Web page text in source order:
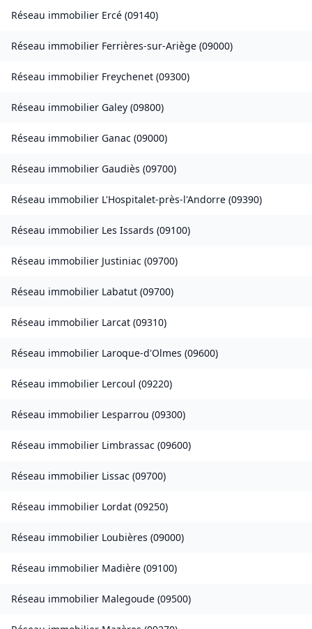
Réseau immobilier Ercé (09140)
Réseau immobilier Ferrières-sur-Ariège (09000)
Réseau immobilier Freychenet (09300)
Réseau immobilier Galey (09800)
Réseau immobilier Ganac (09000)
Réseau immobilier Gaudiès (09700)
Réseau immobilier L'Hospitalet-près-l'Andorre (09390)
Réseau immobilier Les Issards (09100)
Réseau immobilier Justiniac (09700)
Réseau immobilier Labatut (09700)
Réseau immobilier Larcat (09310)
Réseau immobilier Laroque-d'Olmes (09600)
Réseau immobilier Lercoul (09220)
Réseau immobilier Lesparrou (09300)
Réseau immobilier Limbrassac (09600)
Réseau immobilier Lissac (09700)
Réseau immobilier Lordat (09250)
Réseau immobilier Loubières (09000)
Réseau immobilier Madière (09100)
Réseau immobilier Malegoude (09500)